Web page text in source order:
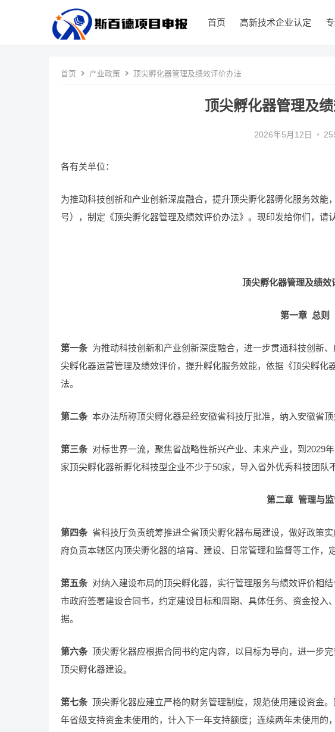
首页 高新技术企业认定
首页 产业政策 顶尖孵化器管理及绩效评价办法
顶尖孵化器管理及
2026年5月12日 •
各有关单位：
为推动科技创新和产业创新深度融合，提升顶尖孵化器孵化服务效能
号），制定《顶尖孵化器管理及绩效评价办法》。现印发给你们，请
顶尖孵化器管理及绩效
第一章 总则
第一条 为推动科技创新和产业创新深度融合，进一步贯通科技创新
尖孵化器运营管理及绩效评价，提升孵化服务效能，依据《顶尖孵化
法。
第二条 本办法所称顶尖孵化器是经安徽省科技厅批准，纳入安徽省顶
第三条 对标世界一流，聚焦省战略性新兴产业、未来产业，到2029
家顶尖孵化器新孵化科技型企业不少于50家，导入省外优秀科技团队
第二章 管理与
第四条 省科技厅负责统筹推进全省顶尖孵化器布局建设，做好政策
府负责本辖区内顶尖孵化器的培育、建设、日常管理和监督等工作，
第五条 对纳入建设布局的顶尖孵化器，实行管理服务与绩效评价相
市政府签署建设合同书，约定建设目标和周期、具体任务、资金投
据。
第六条 顶尖孵化器应根据合同书约定内容，以目标为导向，进一步
顶尖孵化器建设。
第七条 顶尖孵化器应建立严格的财务管理制度，规范使用建设资金
年省级支持资金未使用的，计入下一年支持额度；连续两年未使用的